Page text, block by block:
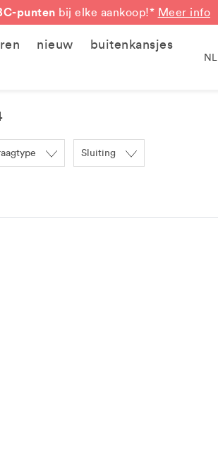
puntenbij elke aankoop!*Meer info
nieuw buitenkansjes
NL
Sluiting